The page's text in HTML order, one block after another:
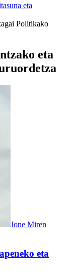
eta
Politikako
eta
Jone Miren
eta